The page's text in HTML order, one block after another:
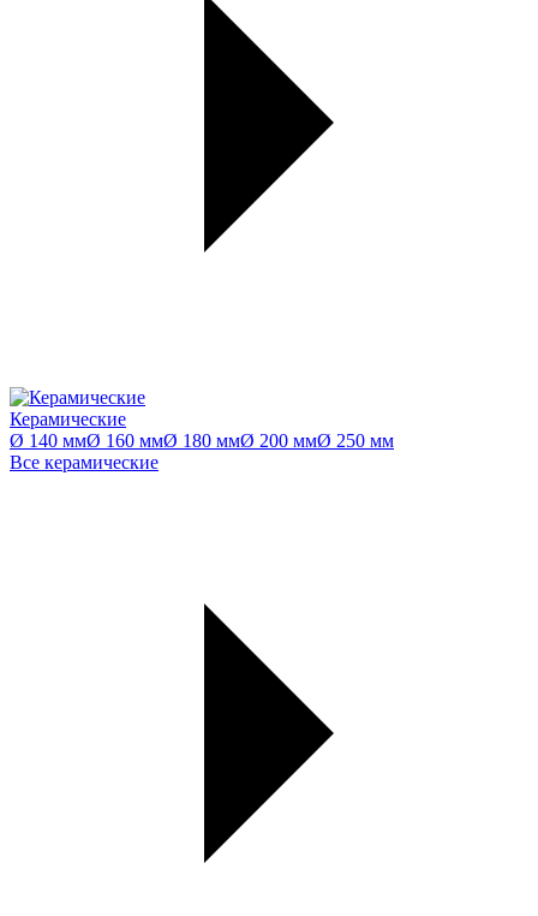
Керамические
Ø 140 ммØ 160 ммØ 180 ммØ 200 ммØ 250 мм
Все керамические